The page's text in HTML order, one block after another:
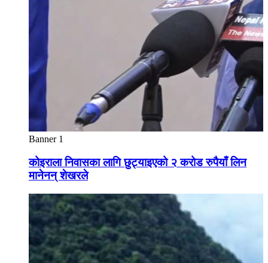
Banner 1
कोइराला निवासका लागि छुट्याइएको २ करोड रुपैयाँ लिन
मानेनन् शेखरले